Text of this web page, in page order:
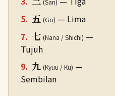
(San)
5. 五 (Go) — Lima
7. 七 (Nana / Shichi) —
Tujuh
9. 九 (Kyuu / Ku) —
Sembilan